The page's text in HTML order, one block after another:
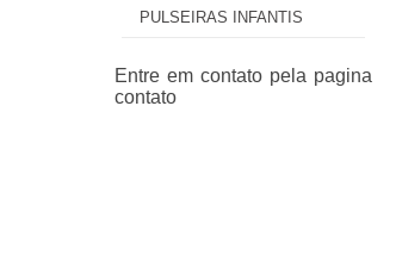
PULSEIRAS INFANTIS